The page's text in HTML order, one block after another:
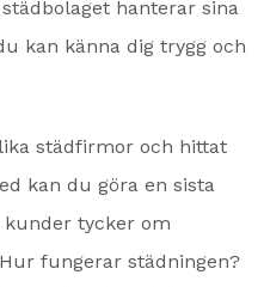
hanterar sina
kan känna dig trygg och
städfirmor och hittat
kan du göra en sista
kunder tycker om
fungerar städningen?